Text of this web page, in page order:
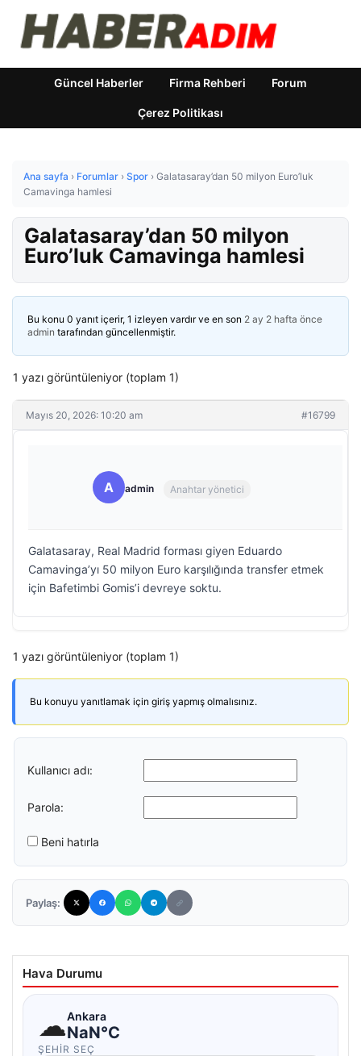
Güncel Haberler Firma Rehberi Forum
Çerez Politikası
Ana sayfa › Forumlar › Spor › Galatasaray’dan 50 milyon Euro’luk
Camavinga hamlesi
Galatasaray’dan 50 milyon
Euro’luk Camavinga hamlesi
Bu konu 0 yanıt içerir, 1 izleyen vardır ve en son 2 ay 2 hafta önce
admin tarafından güncellenmiştir.
1 yazı görüntüleniyor (toplam 1)
Mayıs 20, 2026: 10:20 am #16799
A admin Anahtar yönetici
Galatasaray, Real Madrid forması giyen Eduardo
Camavinga’yı 50 milyon Euro karşılığında transfer etmek
için Bafetimbi Gomis’i devreye soktu.
1 yazı görüntüleniyor (toplam 1)
Bu konuyu yanıtlamak için giriş yapmış olmalısınız.
Kullanıcı adı:
Parola:
Beni hatırla
Paylaş:
Hava Durumu
☁Ankara
NaN°C
ŞEHIR SEÇ